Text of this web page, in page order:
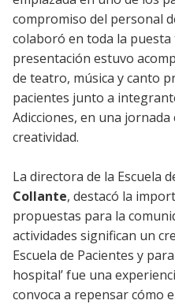
compromiso del personal
colaboró en toda la puesta
presentación estuvo
de teatro, música y canto
pacientes junto a
Adicciones, en una
creatividad.
La directora de la Escuela
Collante, destacó la
propuestas para la
actividades significan un
Escuela de Pacientes y
hospital’ fue una
convoca a repensar cómo